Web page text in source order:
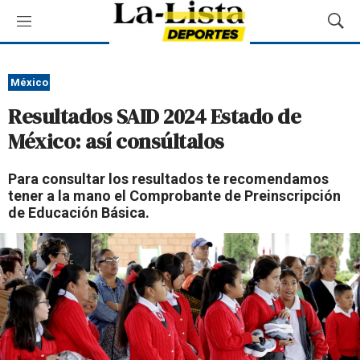
M
e
ú
M
o
q
e
d
a
México
Resultados SAID 2024 Estado de
México: así consúltalos
Para consultar los resultados te recomendamos
tener a la mano el Comprobante de Preinscripción
de Educación Básica.